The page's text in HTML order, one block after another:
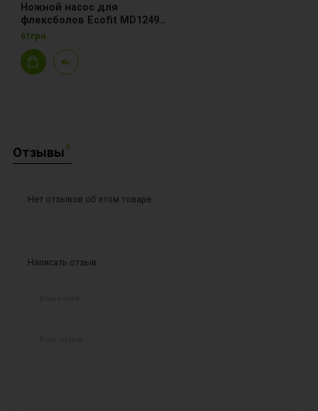
Ножной насос для
флексболов Ecofit MD1249
диаметр 11см
61грн.
Отзывы 0
Нет отзывов об этом товаре.
Написать отзыв